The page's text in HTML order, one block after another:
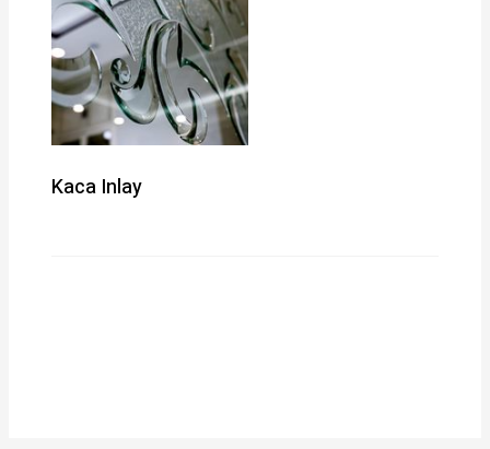
Kaca Inlay